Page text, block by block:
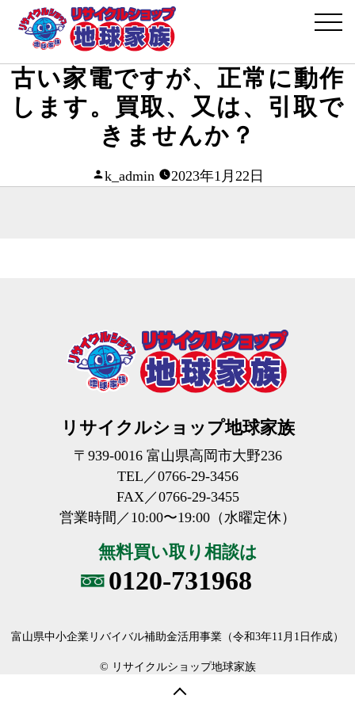
古い家電ですが、正常に動作
します。買取、又は、引取で
きませんか？
投
k_admin 2023年1月22日
リサイクルショップ地球家族
〒939-0016 富山県高岡市大野236
TEL／0766-29-3456
FAX／0766-29-3455
営業時間／10:00〜19:00 （水曜定休）
無料買い取り相談は
0120-731968
富山県中小企業リバイバル補助金活用事業 （令和3年11月1日作成）
© リサイクルショップ地球家族